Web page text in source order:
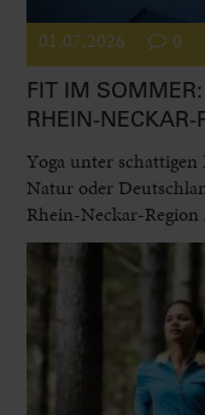
01.07.2026 0
FIT IM
RHEIN-NECKAR-
Yoga unter
Natur oder
Rhein-Neckar-Region